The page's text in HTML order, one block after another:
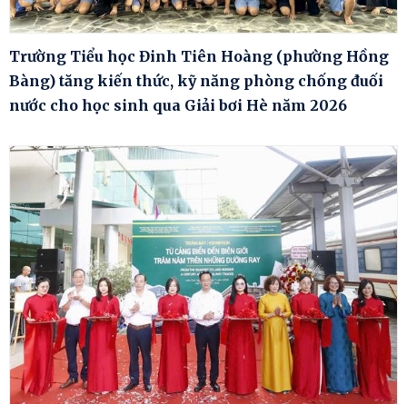
Trường Tiểu học Đinh Tiên Hoàng (phường Hồng
Bàng) tăng kiến thức, kỹ năng phòng chống đuối
nước cho học sinh qua Giải bơi Hè năm 2026